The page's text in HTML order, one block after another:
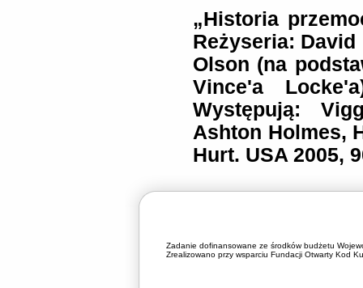
„Historia
Reżyseria:
Olson (na
Vince'a
Występują:
Ashton Holmes,
Hurt. USA 2005,
Zadanie dofinansowane ze środków budżetu
Zrealizowano przy wsparciu Fundacji Otwarty Kod